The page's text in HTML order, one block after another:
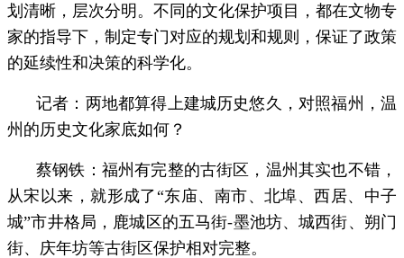
划清晰，层次分明。不同的文化保护项目，都在文物专
家的指导下，制定专门对应的规划和规则，保证了政策
的延续性和决策的科学化。
记者：两地都算得上建城历史悠久，对照福州，温
州的历史文化家底如何？
蔡钢铁：福州有完整的古街区，温州其实也不错，
从宋以来，就形成了“东庙、南市、北埠、西居、中子
城”市井格局，鹿城区的五马街-墨池坊、城西街、朔门
街、庆年坊等古街区保护相对完整。